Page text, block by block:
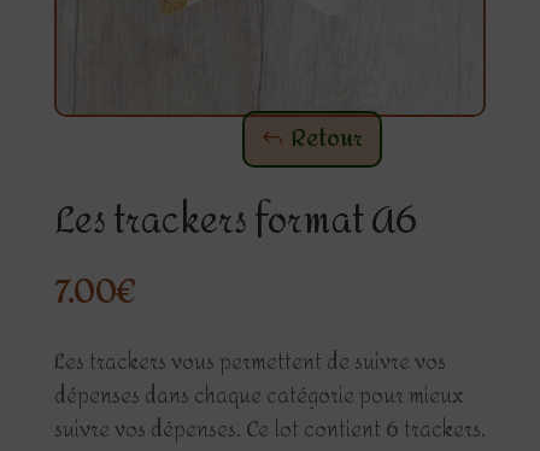
Retour
Les trackers format A6
7.00€
Les trackers vous permettent de suivre vos
dépenses dans chaque catégorie pour mieux
suivre vos dépenses. Ce lot contient 6 trackers.